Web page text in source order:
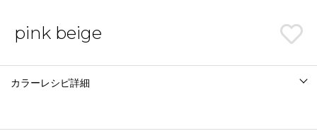
pink beige
カラーレシピ詳細